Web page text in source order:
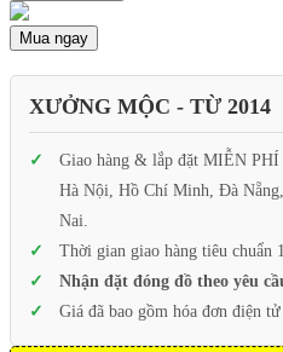
Mua ngay
XƯỞNG MỘC - TỪ 2014
Giao hàng & lắp đặt MIỄN PHÍ
Hà Nội, Hồ Chí Minh, Đà
Nai.
Thời gian giao hàng tiêu chuẩn
Nhận đặt đóng đồ theo yêu
Giá đã bao gồm hóa đơn điện